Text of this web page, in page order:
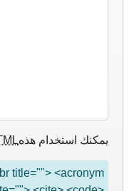
يمكنك استخدام هذه
title=""> <acronym